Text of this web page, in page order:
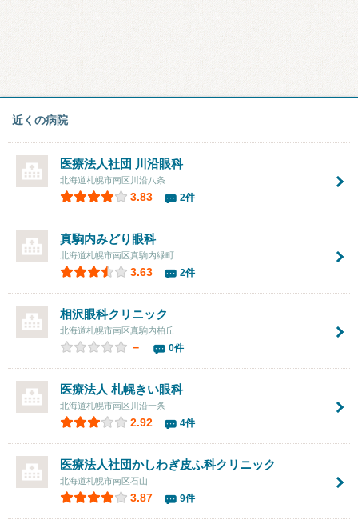
近くの病院
医療法人社団 川沿眼科
北海道札幌市南区川沿八条
3.83 2件
真駒内みどり眼科
北海道札幌市南区真駒内緑町
3.63 2件
相沢眼科クリニック
北海道札幌市南区真駒内柏丘
－ 0件
医療法人 札幌きい眼科
北海道札幌市南区川沿一条
2.92 4件
医療法人社団かしわぎ皮ふ科クリニック
北海道札幌市南区石山
3.87 9件